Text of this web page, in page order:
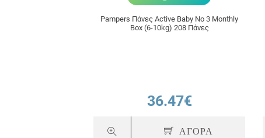
Pampers Πάνες Active Baby Νο 3 Monthly
Box (6-10kg) 208 Πάνες
36.47€
ΑΓΟΡΑ